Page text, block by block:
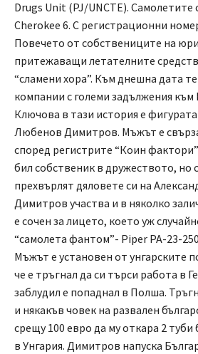
Drugs Unit (PJ/UNCTE). Самолетите
Cherokee 6. С регистрационни
Повечето от собствениците на
притежаващи летателните
“сламени хора”. Към днешна дата
компании с големи задължения
Ключова в тази история е
Любенов Димитров. Мъжът е
според регистрите “Коин
бил собственик в дружеството, но
прехвърлят дяловете си на
Димитров участва и в няколко
е сочен за лицето, което уж
“самолета фантом”- Piper PA-23-
Мъжът е установен от унгарските
че е тръгнал да си търси работа в
заблудил е попаднал в Полша.
и някакъв човек на развален
срещу 100 евро да му откара 2
в Унгария. Димитров напуска